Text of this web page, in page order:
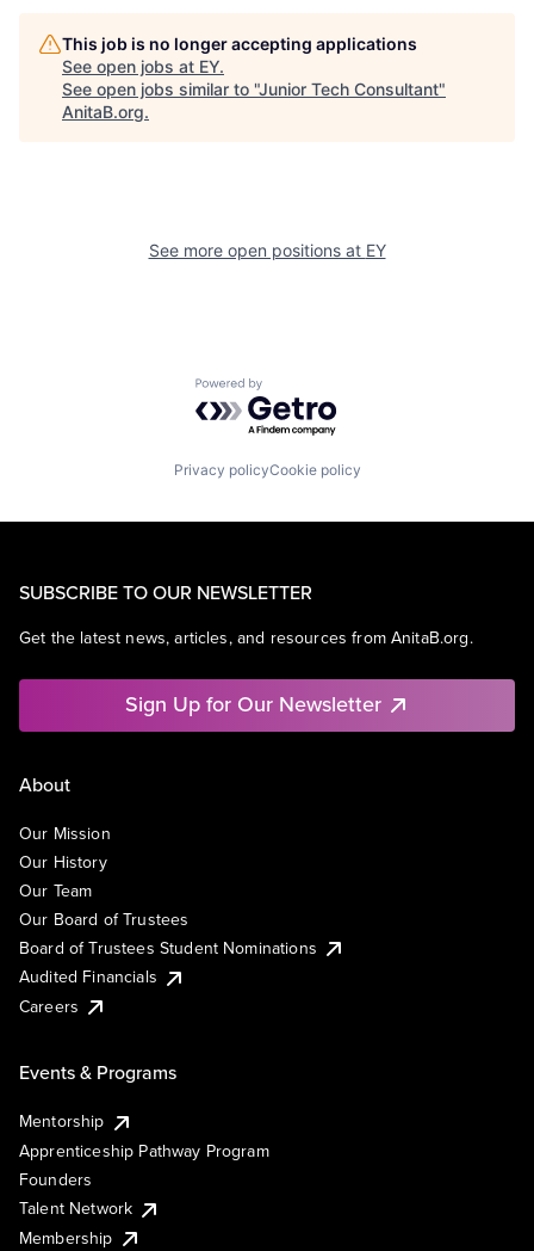
This job is no longer accepting applications
See open jobs at EY.
See open jobs similar to "Junior Tech Consultant"
AnitaB.org.
See more open positions at EY
Powered by Getro.com
Privacy policyCookie policy
SUBSCRIBE TO OUR NEWSLETTER
Get the latest news, articles, and resources from AnitaB.org.
Sign Up for Our Newsletter
About
Our Mission
Our History
Our Team
Our Board of Trustees
Board of Trustees Student Nominations
Audited Financials
Careers
Events & Programs
Mentorship
Apprenticeship Pathway Program
Founders
Talent Network
Membership